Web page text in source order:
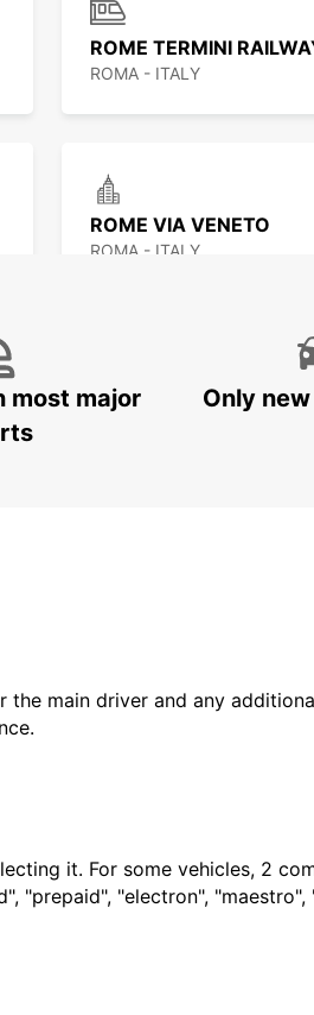
ROMA - ITALY
ROME VIA VENETO
ROMA - ITALY
ROME CORSO FRANCIA
most major
Only
main driver and any
it. For some vehicles, 2
"prepaid", "electron", "maestro",